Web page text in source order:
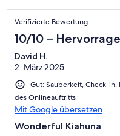
Verifizierte Bewertung
10/10 –
David H.
2. März 2025
Gut: Sauberkeit, Check-
des Onlineauftritts
Mit Google übersetzen
Wonderful Kiahuna